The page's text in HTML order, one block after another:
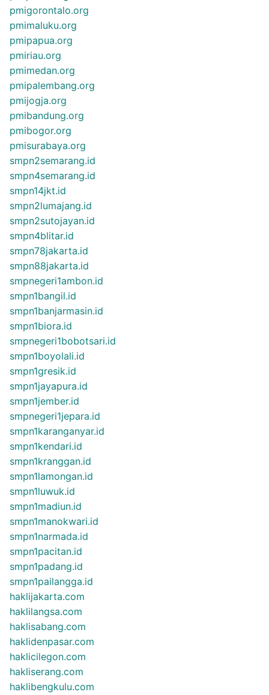
pmigorontalo.org
pmimaluku.org
pmipapua.org
pmiriau.org
pmimedan.org
pmipalembang.org
pmijogja.org
pmibandung.org
pmibogor.org
pmisurabaya.org
smpn2semarang.id
smpn4semarang.id
smpn14jkt.id
smpn2lumajang.id
smpn2sutojayan.id
smpn4blitar.id
smpn78jakarta.id
smpn88jakarta.id
smpnegeri1ambon.id
smpn1bangil.id
smpn1banjarmasin.id
smpn1biora.id
smpnegeri1bobotsari.id
smpn1boyolali.id
smpn1gresik.id
smpn1jayapura.id
smpn1jember.id
smpnegeri1jepara.id
smpn1karanganyar.id
smpn1kendari.id
smpn1kranggan.id
smpn1lamongan.id
smpn1luwuk.id
smpn1madiun.id
smpn1manokwari.id
smpn1narmada.id
smpn1pacitan.id
smpn1padang.id
smpn1pailangga.id
haklijakarta.com
haklilangsa.com
haklisabang.com
haklidenpasar.com
haklicilegon.com
hakliserang.com
haklibengkulu.com